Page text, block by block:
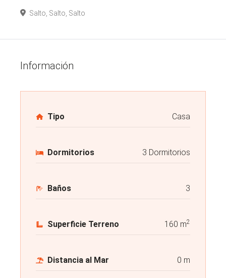
Salto, Salto, Salto
Información
Tipo Casa
Dormitorios 3 Dormitorios
Baños 3
Superficie Terreno 160 m2
Distancia al Mar 0 m